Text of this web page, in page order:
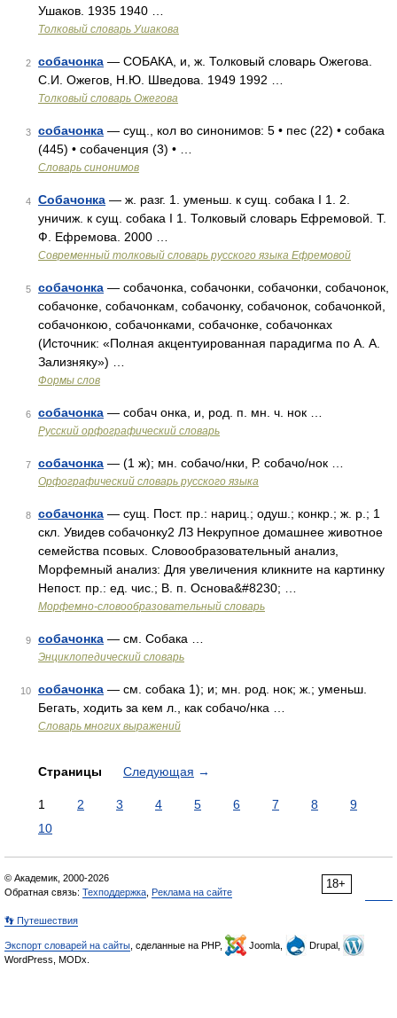
Ушаков. 1935 1940 …
Толковый словарь Ушакова
2 собачонка — СОБАКА, и, ж. Толковый словарь Ожегова.
С.И. Ожегов, Н.Ю. Шведова. 1949 1992 …
Толковый словарь Ожегова
3 собачонка — сущ., кол во синонимов: 5 • пес (22) • собака
(445) • собаченция (3) • …
Словарь синонимов
4 Собачонка — ж. разг. 1. уменьш. к сущ. собака I 1. 2.
уничиж. к сущ. собака I 1. Толковый словарь Ефремовой. Т.
Ф. Ефремова. 2000 …
Современный толковый словарь русского языка Ефремовой
5 собачонка — собачонка, собачонки, собачонки, собачонок,
собачонке, собачонкам, собачонку, собачонок, собачонкой,
собачонкою, собачонками, собачонке, собачонках
(Источник: «Полная акцентуированная парадигма по А. А.
Зализняку») …
Формы слов
6 собачонка — собач онка, и, род. п. мн. ч. нок …
Русский орфографический словарь
7 собачонка — (1 ж); мн. собачо/нки, Р. собачо/нок …
Орфографический словарь русского языка
8 собачонка — сущ. Пост. пр.: нариц.; одуш.; конкр.; ж. р.; 1
скл. Увидев собачонку2 ЛЗ Некрупное домашнее животное
семейства псовых. Словообразовательный анализ,
Морфемный анализ: Для увеличения кликните на картинку
Непост. пр.: ед. чис.; В. п. Основа&#8230; …
Морфемно-словообразовательный словарь
9 собачонка — см. Собака …
Энциклопедический словарь
10 собачонка — см. собака 1); и; мн. род. нок; ж.; уменьш.
Бегать, ходить за кем л., как собачо/нка …
Словарь многих выражений
Страницы Следующая →
1 2 3 4 5 6 7 8
9
10
18+
© Академик, 2000-2026
Обратная связь: Техподдержка Реклама на сайте
👣 Путешествия
Экспорт словарей на сайты , сделанные на PHP, Joomla,
Drupal,
WordPress, MODx.